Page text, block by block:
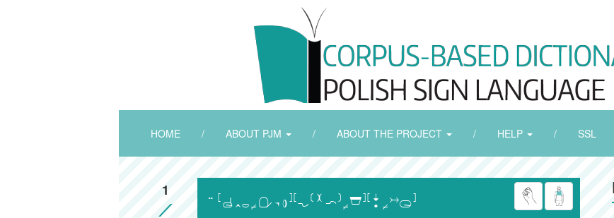
HOME / ABOUT PJM / ABOUT THE PROJECT / HELP / SSL
1
